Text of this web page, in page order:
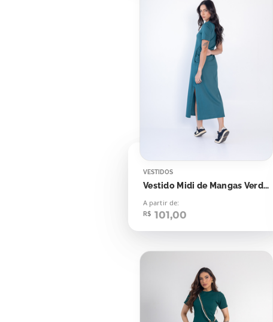
VESTIDOS
Vestido Midi de Mangas Verde Night Green
A partir de:
R$ 101,00